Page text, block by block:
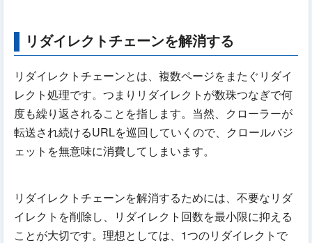
リダイレクトチェーンを解消する
リダイレクトチェーンとは、複数ページをまたぐリダイ
レクト処理です。つまりリダイレクトが数珠つなぎで何
度も繰り返されることを指します。当然、クローラーが
転送され続けるURLを巡回していくので、クロールバジ
ェットを無意味に消費してしまいます。
リダイレクトチェーンを解消するためには、不要なリダ
イレクトを削除し、リダイレクト回数を最小限に抑える
ことが大切です。理想としては、1つのリダイレクトで